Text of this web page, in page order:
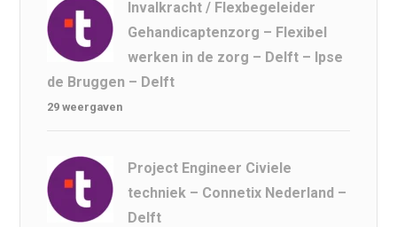
Invalkracht / Flexbegeleider
Gehandicaptenzorg – Flexibel
werken in de zorg – Delft – Ipse
de Bruggen – Delft
29 weergaven
Project Engineer Civiele
techniek – Connetix Nederland –
Delft